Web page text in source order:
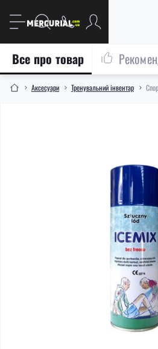
Aксесуари Тренувальний інвентар
Все про товар